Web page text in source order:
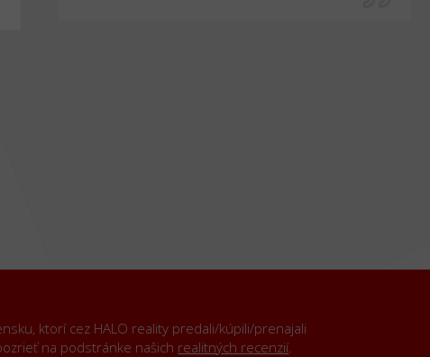
ktorí cez HALO reality predali/kúpili/prenajali
na podstránke našich realitných recenzií.